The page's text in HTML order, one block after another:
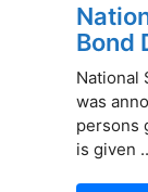
Bond
National
was
persons
is given